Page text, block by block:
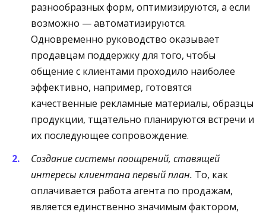
разнообразных форм, оптимизируются, а если
возможно — автоматизируются.
Одновременно руководство оказывает
продавцам поддержку для того, чтобы
общение с клиентами проходило наиболее
эффективно, например, готовятся
качественные рекламные материалы, образцы
продукции, тщательно планируются встречи и
их последующее сопровождение.
Создание системы поощрений, ставящей
интересы клиентана первый план. То, как
оплачивается работа агента по продажам,
является единственно значимым фактором,